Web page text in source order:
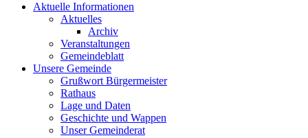
Aktuelle Informationen
Aktuelles
Archiv
Veranstaltungen
Gemeindeblatt
Unsere Gemeinde
Grußwort Bürgermeister
Rathaus
Lage und Daten
Geschichte und Wappen
Unser Gemeinderat